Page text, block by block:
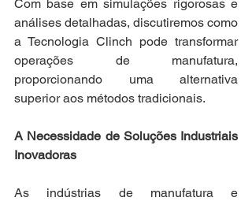
Com base em simulações rigorosas e
análises detalhadas, discutiremos como
a Tecnologia Clinch pode transformar
operações de manufatura,
proporcionando uma alternativa
superior aos métodos tradicionais.
A Necessidade de Soluções Industriais
Inovadoras
As indústrias de manufatura e